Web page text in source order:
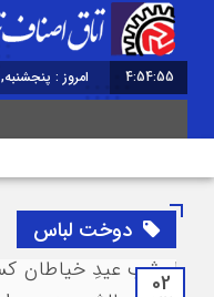
4:54:55 امروز : پنجشنبه, ۱۵ مرداد , ۱۴۰۵
دوخت لباس
02